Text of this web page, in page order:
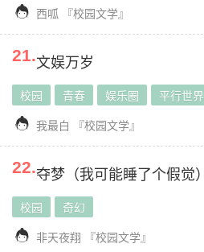
 西呱 『校园文学』
21.文娱万岁
校园 青春 娱乐圈 平行世界
 我最白 『校园文学』
22.夺梦（我可能睡了个假觉）
校园 奇幻
 非天夜翔 『校园文学』